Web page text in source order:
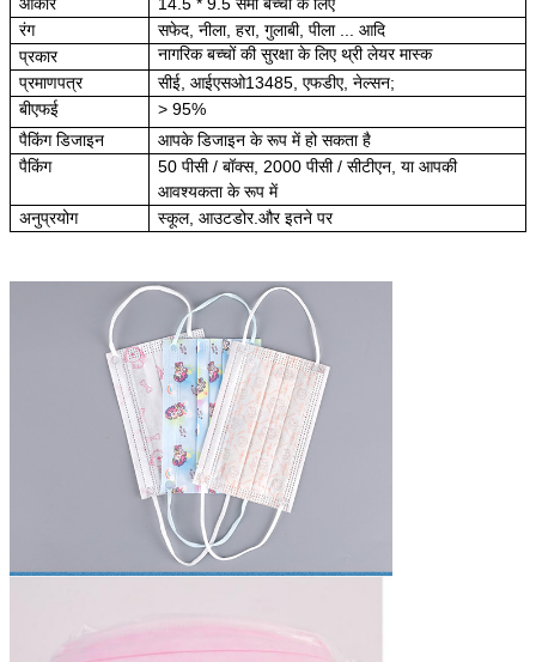
रंग
सफेद, नीला, हरा, गुलाबी, पीला ... आदि
प्रकार
नागरिक बच्चों की सुरक्षा के लिए थ्री लेयर मास्क
प्रमाणपत्र
सीई, आईएसओ13485, एफडीए, नेल्सन;
बीएफई
> 95%
पैकिंग डिजाइन
आपके डिजाइन के रूप में हो सकता है
पैकिंग
50 पीसी / बॉक्स, 2000 पीसी / सीटीएन, या आपकी
आवश्यकता के रूप में
अनुप्रयोग
स्कूल, आउटडोर.और इतने पर